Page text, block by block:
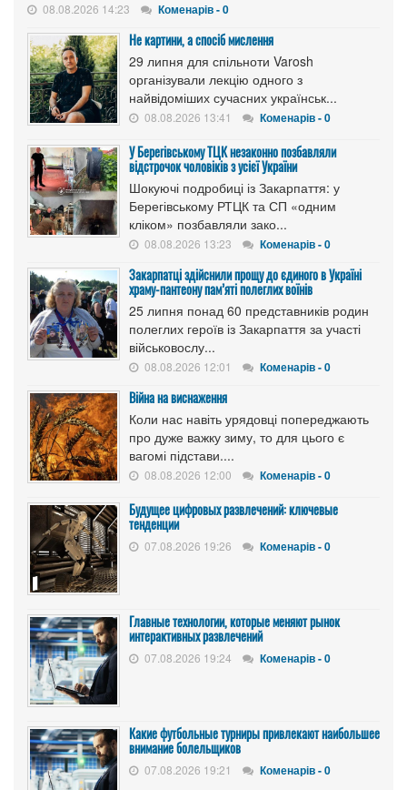
08.08.2026 14:23 Коменарів - 0
Не картини, а спосіб мислення
29 липня для спільноти Varosh
організували лекцію одного з
найвідоміших сучасних українськ...
08.08.2026 13:41 Коменарів - 0
У Берегівському ТЦК незаконно позбавляли
відстрочок чоловіків з усієї України
Шокуючі подробиці із Закарпаття: у
Берегівському РТЦК та СП «одним
кліком» позбавляли зако...
08.08.2026 13:23 Коменарів - 0
Закарпатці здійснили прощу до єдиного в Україні
храму-пантеону пам’яті полеглих воїнів
25 липня понад 60 представників родин
полеглих героїв із Закарпаття за участі
військовослу...
08.08.2026 12:01 Коменарів - 0
Війна на виснаження
Коли нас навіть урядовці попереджають
про дуже важку зиму, то для цього є
вагомі підстави....
08.08.2026 12:00 Коменарів - 0
Будущее цифровых развлечений: ключевые
тенденции
07.08.2026 19:26 Коменарів - 0
Главные технологии, которые меняют рынок
интерактивных развлечений
07.08.2026 19:24 Коменарів - 0
Какие футбольные турниры привлекают наибольшее
внимание болельщиков
07.08.2026 19:21 Коменарів - 0